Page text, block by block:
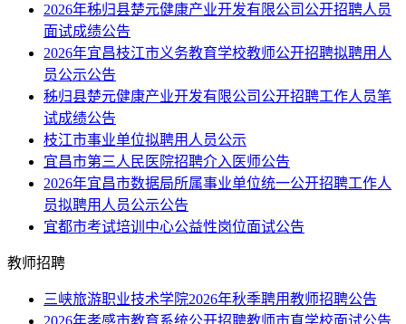
2026年秭归县楚元健康产业开发有限公司公开招聘人员
面试成绩公告
2026年宜昌枝江市义务教育学校教师公开招聘拟聘用人
员公示公告
秭归县楚元健康产业开发有限公司公开招聘工作人员笔
试成绩公告
枝江市事业单位拟聘用人员公示
宜昌市第三人民医院招聘介入医师公告
2026年宜昌市数据局所属事业单位统一公开招聘工作人
员拟聘用人员公示公告
宜都市考试培训中心公益性岗位面试公告
教师招聘
三峡旅游职业技术学院2026年秋季聘用教师招聘公告
2026年孝感市教育系统公开招聘教师市直学校面试公告